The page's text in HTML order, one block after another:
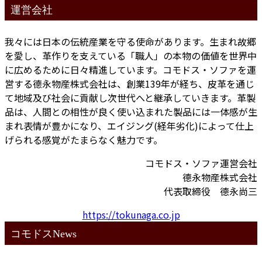
運営会社
我々には日本の伝統産業を守る使命があります。生まれ故郷
を愛し、革作りを支えている「職人」の本物の価値を世界中
に広めるために日々精進しています。コモドス・ソファを運
営する德永物産株式会社は、創業139年が経ち、皮革を通じ
て地域及び社会に貢献し次世代へと継承していきます。革製
品は、人間との相性が良く使い込まれた製品には一体感が生
まれ表情が豊かになり、エイジング(経年劣化)によって仕上
げられる感覚がたまらなく魅力です。
コモドス・ソファ運営会社
德永物産株式会社
代表取締役 德永尚三
https://tokunaga.co.jp
コモドスNews